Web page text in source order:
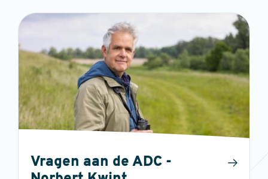
Vragen aan de ADC -